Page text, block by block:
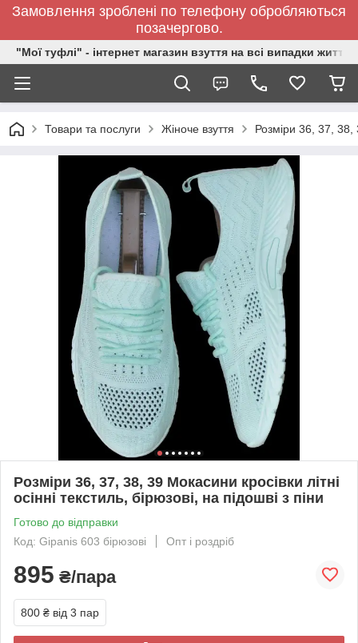
Замовлення зроблені по телефону обробляються
позачергово.
"Мої туфлі" - інтернет магазин взуття на всі випадки життя.
Товари та послуги Жіноче взуття Розміри 36, 37, 38,
Розміри 36, 37, 38, 39 Мокасини кросівки літні
осінні текстиль, бірюзові, на підошві з піни
Готово до відправки
Код: Gipanis 603 бірюзові
Опт і роздріб
895 ₴/пара
800 ₴ від 3 пар